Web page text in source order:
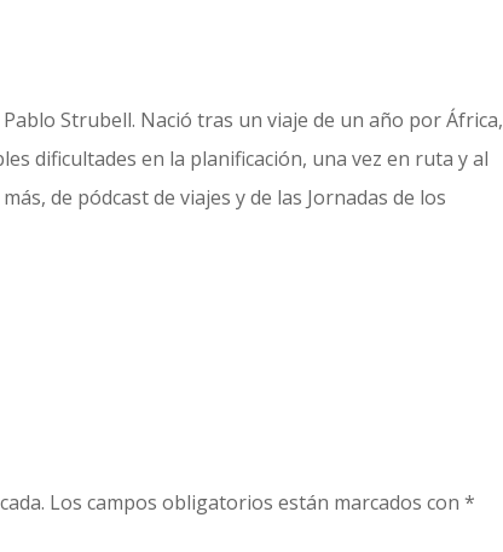
Strubell. Nació tras un viaje de un año por África,
dificultades en la planificación, una vez en ruta y al
de pódcast de viajes y de las Jornadas de los
Los campos obligatorios están marcados con*